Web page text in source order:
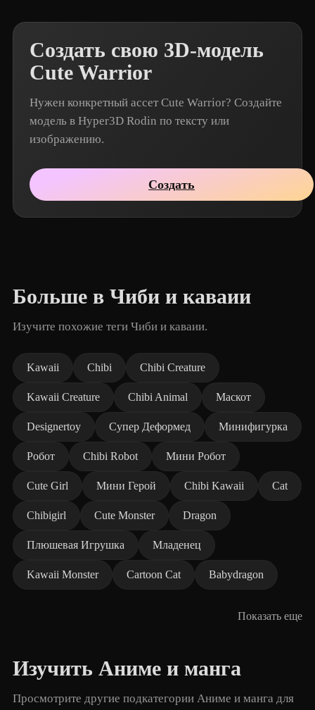
Создать свою 3D-модель
Cute Warrior
Нужен конкретный ассет Cute Warrior? Создайте
модель в Hyper3D Rodin по тексту или
изображению.
Создать
Больше в Чиби и каваии
Изучите похожие теги Чиби и каваии.
Kawaii Chibi Chibi Creature
Kawaii Creature Chibi Animal Маскот
Designertoy Супер Деформед Минифигурка
Робот Chibi Robot Мини Робот
Cute Girl Мини Герой Chibi Kawaii Cat
Chibigirl Cute Monster Dragon
Плюшевая Игрушка Младенец
Kawaii Monster Cartoon Cat Babydragon
Показать еще
Изучить Аниме и манга
Просмотрите другие подкатегории Аниме и манга для